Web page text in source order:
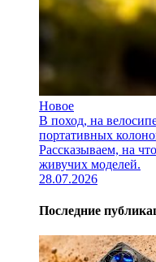
Новое
В поход, на
портативных
Рассказываем, на
живучих моделей.
28.07.2026
Последние